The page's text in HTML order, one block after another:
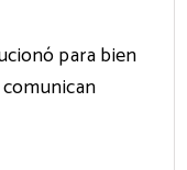
para bien